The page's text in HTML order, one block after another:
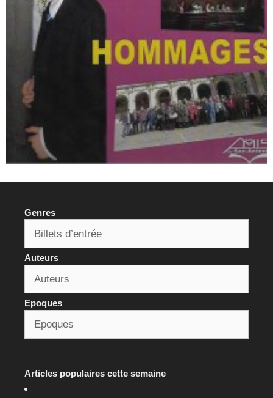
Genres
Auteurs
Epoques
Articles populaires cette semaine